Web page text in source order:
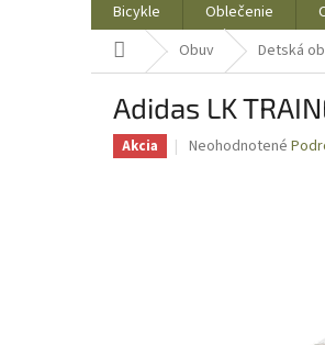
Bicykle Oblečenie
Domov Obuv Detská
Adidas LK
Akcia
Priemerné
Neohodnotené